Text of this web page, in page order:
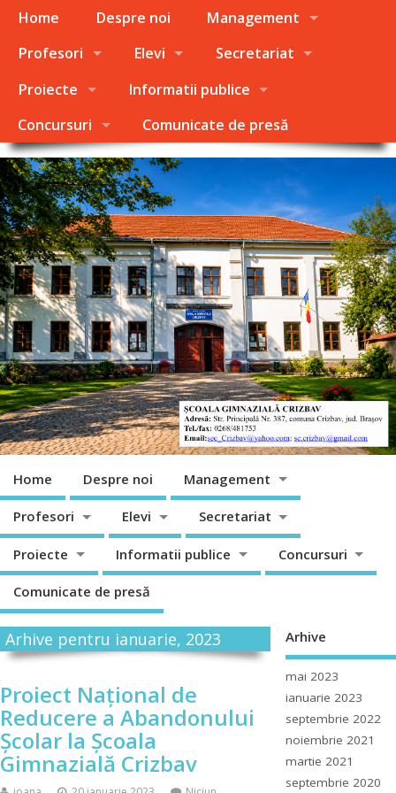
Home Despre noi
Management
Profesori
Elevi
Secretariat
Proiecte
Informatii publice
Concursuri
Comunicate de presă
Home Despre noi Management
Profesori Elevi Secretariat
Proiecte Informatii publice Concursuri
Comunicate de presă
Arhive pentru ianuarie, 2023
Proiect Național de
Reducere a Abandonului
Școlar la Școala
Gimnazială Crizbav
Arhive
mai 2023
ianuarie 2023
septembrie 2022
noiembrie 2021
martie 2021
septembrie 2020